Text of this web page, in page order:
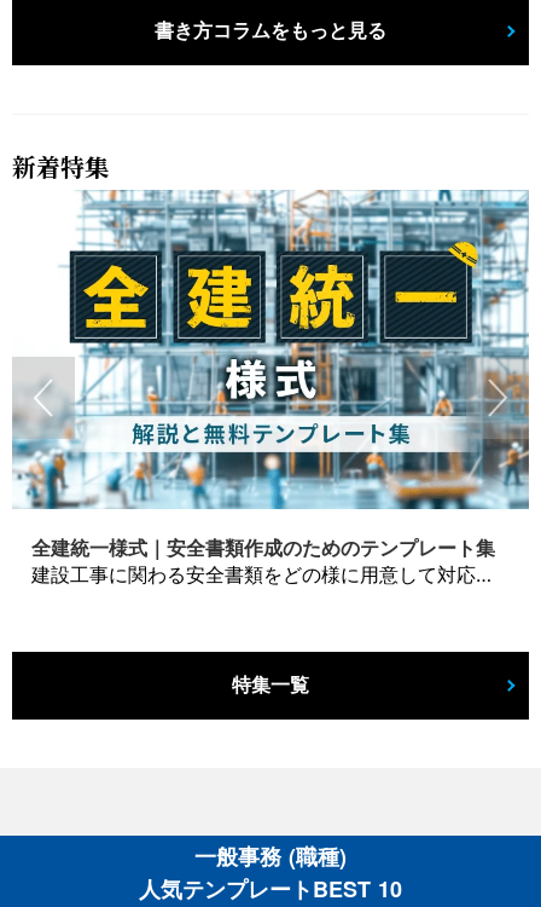
書き方コラムをもっと見る
新着特集
全建統一様式｜安全書類作成のためのテンプレート集
建設工事に関わる安全書類をどの様に用意して対応するか？関連書式テンプレートから書き方の注意点などの役立つコラムをbizoceanがお届けします。
特集一覧
一般事務 (職種)
人気テンプレートBEST 10